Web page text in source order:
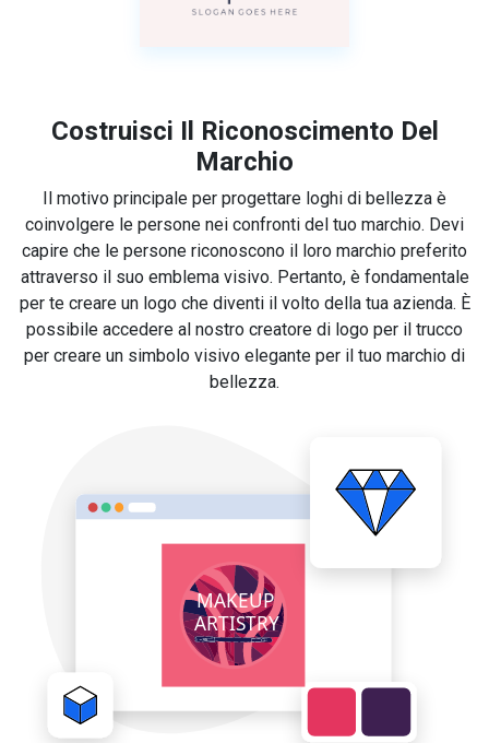
Costruisci Il Riconoscimento Del
Marchio
Il motivo principale per progettare loghi di bellezza è
coinvolgere le persone nei confronti del tuo marchio. Devi
capire che le persone riconoscono il loro marchio preferito
attraverso il suo emblema visivo. Pertanto, è fondamentale
per te creare un logo che diventi il volto della tua azienda. È
possibile accedere al nostro creatore di logo per il trucco
per creare un simbolo visivo elegante per il tuo marchio di
bellezza.